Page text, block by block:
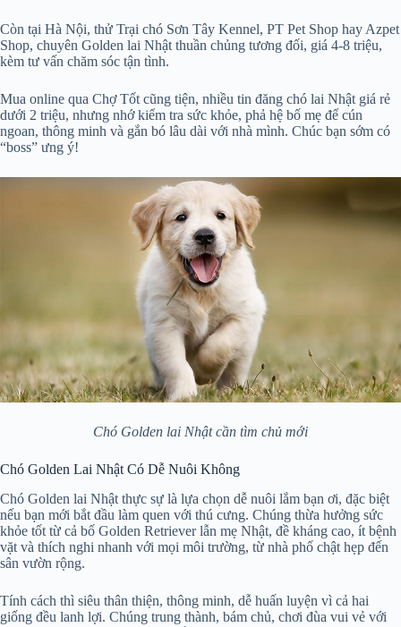
Còn tại Hà Nội, thử Trại chó Sơn Tây Kennel, PT Pet Shop hay Azpet
Shop, chuyên Golden lai Nhật thuần chủng tương đối, giá 4-8 triệu,
kèm tư vấn chăm sóc tận tình.
Mua online qua Chợ Tốt cũng tiện, nhiều tin đăng chó lai Nhật giá rẻ
dưới 2 triệu, nhưng nhớ kiểm tra sức khỏe, phả hệ bố mẹ để cún
ngoan, thông minh và gắn bó lâu dài với nhà mình. Chúc bạn sớm có
“boss” ưng ý!
Chó Golden lai Nhật cần tìm chủ mới
Chó Golden Lai Nhật Có Dễ Nuôi Không
Chó Golden lai Nhật thực sự là lựa chọn dễ nuôi lắm bạn ơi, đặc biệt
nếu bạn mới bắt đầu làm quen với thú cưng. Chúng thừa hưởng sức
khỏe tốt từ cả bố Golden Retriever lẫn mẹ Nhật, đề kháng cao, ít bệnh
vặt và thích nghi nhanh với mọi môi trường, từ nhà phố chật hẹp đến
sân vườn rộng.
Tính cách thì siêu thân thiện, thông minh, dễ huấn luyện vì cả hai
giống đều lanh lợi. Chúng trung thành, bám chủ, chơi đùa vui vẻ với